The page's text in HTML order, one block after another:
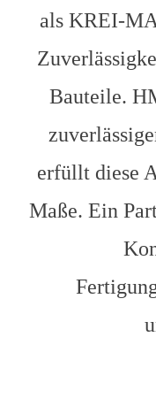
als KREI-
Bauteile.
erfüllt diese
Maße. Ein